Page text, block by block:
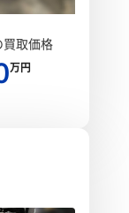
買取価格
万円